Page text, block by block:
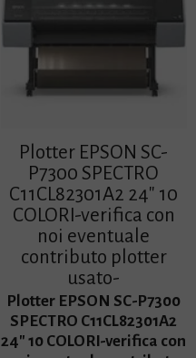
Plotter EPSON SC-
P7300 SPECTRO
C11CL82301A2 24″ 10
COLORI-verifica con
noi eventuale
contributo plotter
usato-
Plotter EPSON SC-P7300
SPECTRO C11CL82301A2
24″ 10 COLORI-verifica con